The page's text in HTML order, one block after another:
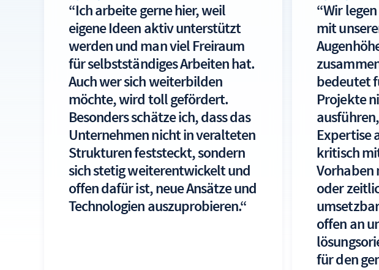
“Ich arbeite gerne hier, weil
eigene Ideen aktiv unterstützt
werden und man viel Freiraum
für selbstständiges Arbeiten hat.
Auch wer sich weiterbilden
möchte, wird toll gefördert.
Besonders schätze ich, dass das
Unternehmen nicht in veralteten
Strukturen feststeckt, sondern
sich stetig weiterentwickelt und
offen dafür ist, neue Ansätze und
Technologien auszuprobieren.“
“Wir
mit
bedeutet
Projekte
Expertise
kritisch
Vorhaben
oder
offen an
für den